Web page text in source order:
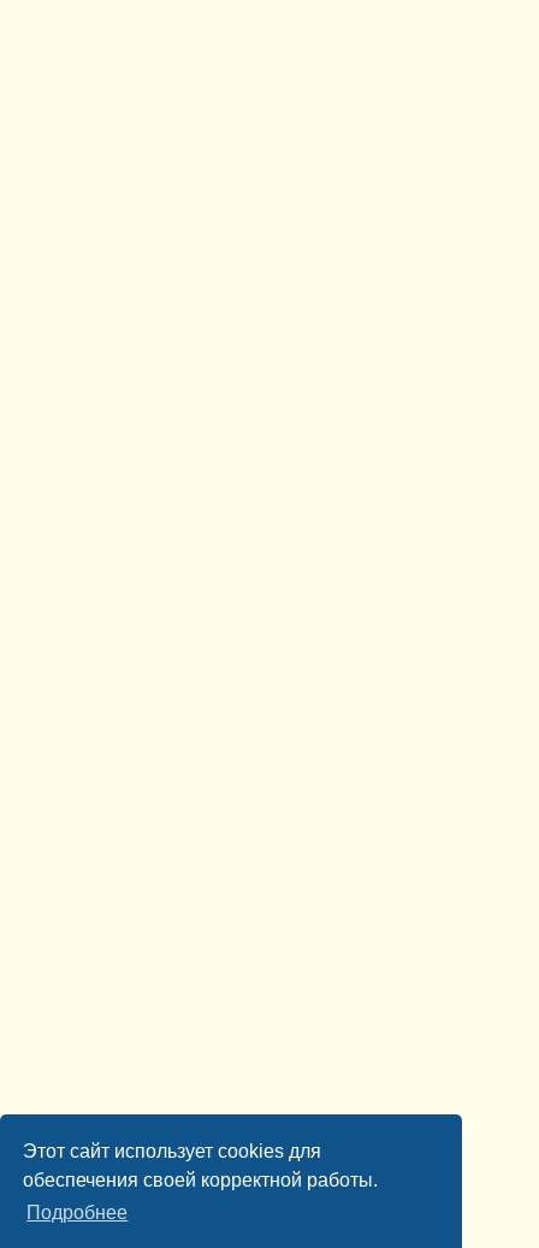
Этот сайт использует cookies для
обеспечения своей корректной работы.
Подробнее